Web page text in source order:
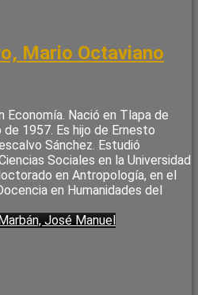
Mario Octaviano
Nació en Tlapa de
1957. Es hijo de Ernesto
Sánchez. Estudió
Sociales en la Universidad
en Antropología, en el
en Humanidades del
José Manuel